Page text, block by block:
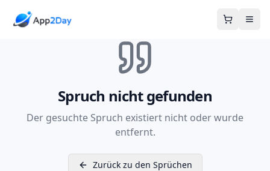
Spruch nicht gefunden
Der gesuchte Spruch existiert nicht oder wurde
entfernt.
Zurück zu den Sprüchen